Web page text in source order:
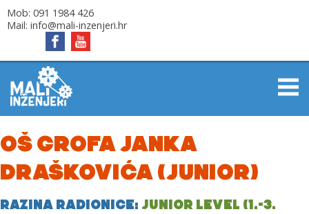
Mob: 091 1984 426
Mail: info@mali-inzenjeri.hr
OŠ GROFA JANKA
DRAŠKOVIĆA (JUNIOR)
RAZINA RADIONICE: JUNIOR LEVEL (1.-3.